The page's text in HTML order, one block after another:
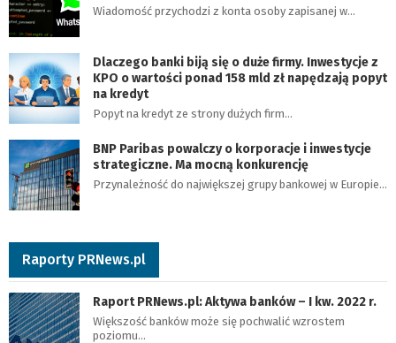
Wiadomość przychodzi z konta osoby zapisanej w…
Dlaczego banki biją się o duże firmy. Inwestycje z
KPO o wartości ponad 158 mld zł napędzają popyt
na kredyt
Popyt na kredyt ze strony dużych firm…
BNP Paribas powalczy o korporacje i inwestycje
strategiczne. Ma mocną konkurencję
Przynależność do największej grupy bankowej w Europie…
Raporty PRNews.pl
Raport PRNews.pl: Aktywa banków – I kw. 2022 r.
Większość banków może się pochwalić wzrostem
poziomu…